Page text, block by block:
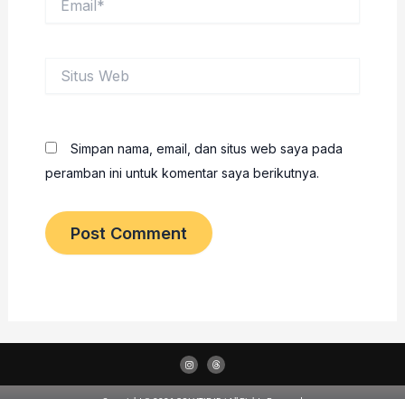
Web
Simpan nama, email, dan situs web saya pada
peramban ini untuk komentar saya berikutnya.
I
n
s
T
h
r